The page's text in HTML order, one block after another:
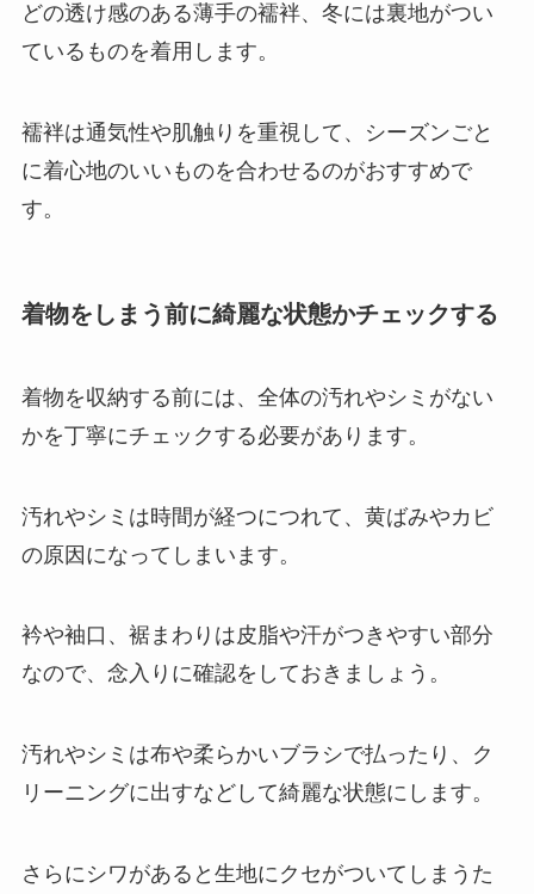
どの透け感のある薄手の襦袢、冬には裏地がつい
ているものを着用します。
襦袢は通気性や肌触りを重視して、シーズンごと
に着心地のいいものを合わせるのがおすすめで
す。
着物をしまう前に綺麗な状態かチェックする
着物を収納する前には、全体の汚れやシミがない
かを丁寧にチェックする必要があります。
汚れやシミは時間が経つにつれて、黄ばみやカビ
の原因になってしまいます。
衿や袖口、裾まわりは皮脂や汗がつきやすい部分
なので、念入りに確認をしておきましょう。
汚れやシミは布や柔らかいブラシで払ったり、ク
リーニングに出すなどして綺麗な状態にします。
さらにシワがあると生地にクセがついてしまうた